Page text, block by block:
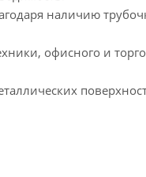
наличию
офисного и